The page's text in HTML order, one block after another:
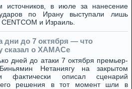
источников, в июле за нанесение
по Ирану выступали лишь
и Израиль.
дни до 7 октября — что
сказал о ХАМАСе
дней до атаки 7 октября премьер-
Нетаниягу на закрытом
фактически описал сценарий
решения в тот момент шли в